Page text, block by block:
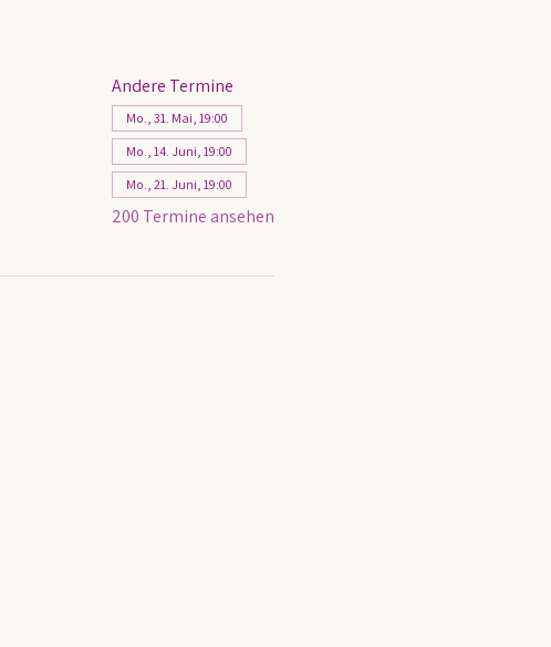
Andere Termine
Mo., 31. Mai, 19:00
Mo., 14. Juni, 19:00
Mo., 21. Juni, 19:00
200 Termine ansehen